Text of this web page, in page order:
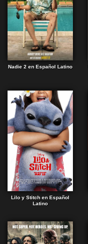
Nadie 2 en Español Latino
Lilo y Stitch en Español
Latino